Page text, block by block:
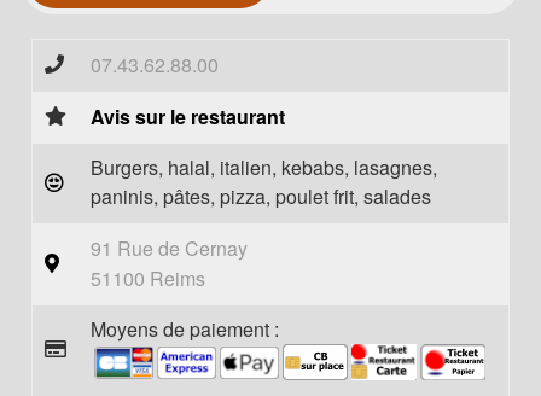
07.43.62.88.00
Avis sur le restaurant
Burgers, halal, italien, kebabs, lasagnes,
paninis, pâtes, pizza, poulet frit, salades
91 Rue de Cernay
51100 Reims
Moyens de paiement :